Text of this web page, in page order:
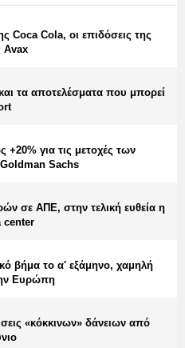
Coca Cola, οι επιδόσεις της
Avax
τα αποτελέσματα που μπορεί
+20% για τις μετοχές των
Sachs
σε ΑΠΕ, στην τελική ευθεία η
center
βήμα το α' εξάμηνο, χαμηλή
Ευρώπη
«κόκκινων» δάνειων από